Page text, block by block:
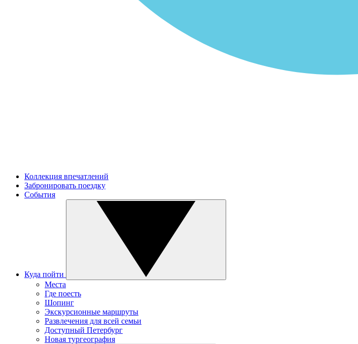
Коллекция впечатлений
Забронировать поездку
События
Куда пойти
Места
Где поесть
Шопинг
Экскурсионные маршруты
Развлечения для всей семьи
Доступный Петербург
Новая тургеография